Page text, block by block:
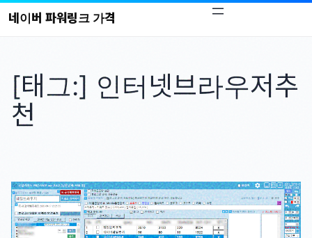
콘
로
가
네이버 파워링크 가격
[태그:] 인터넷브라우저추
천